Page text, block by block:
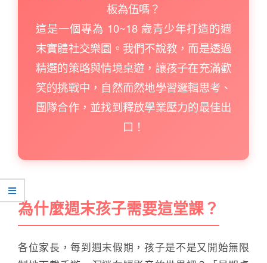
板為伍嗎？
這是一個專為 10~18 歲青少年打造的週
末實體社交樂園。我們不說教，而是透過
精選的策略與情境桌遊，讓孩子在充滿歡
笑的挑戰中，自然而然地學習邏輯思考、
團隊合作，並找到釋放學業壓力的最佳出
口！
為什麼週末孩子需要這堂課？
各位家長，每到週末假期，孩子是不是又開始無限